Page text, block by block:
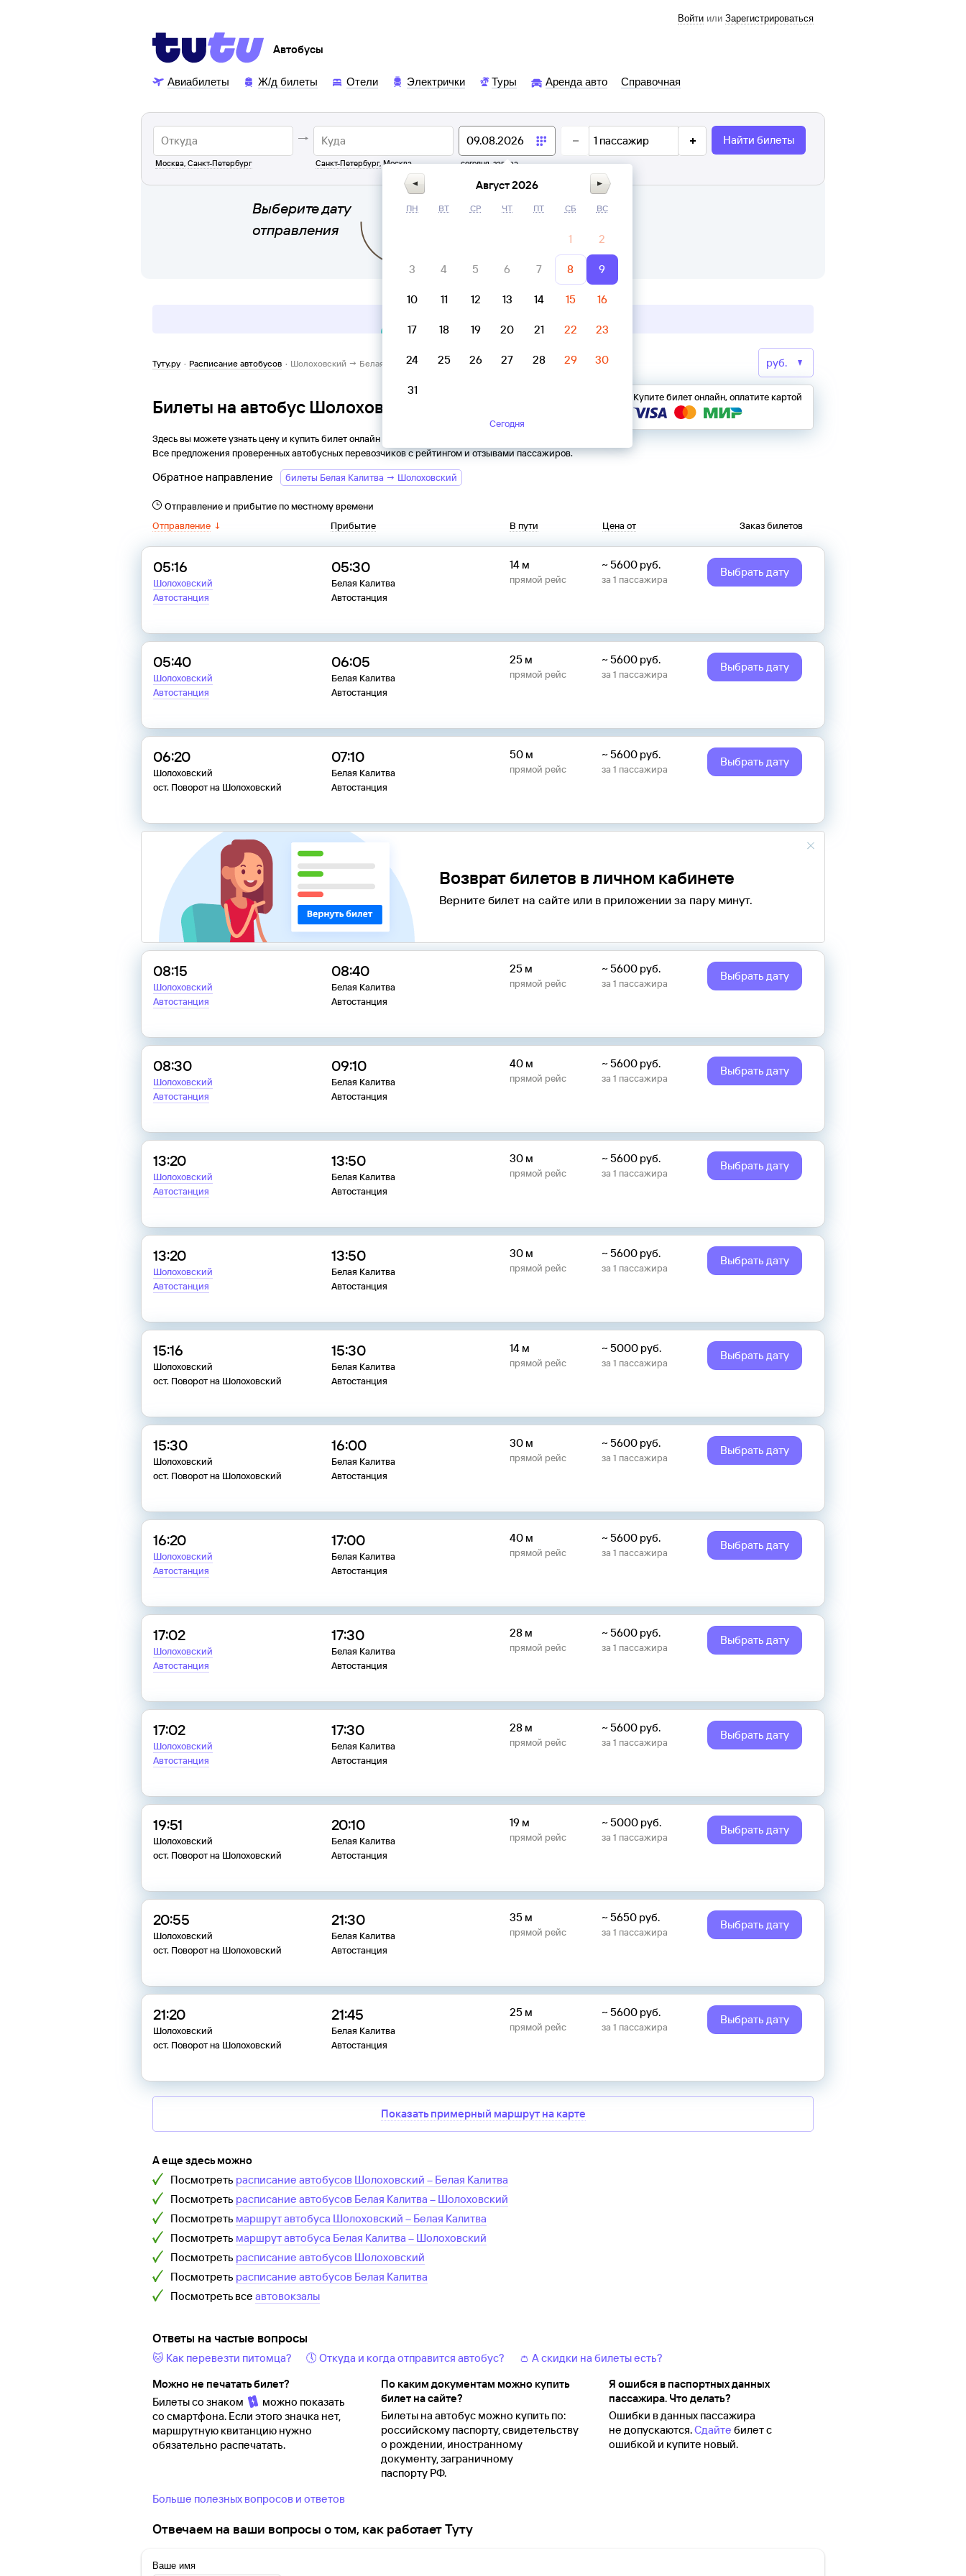
Войти или Зарегистрироваться
Автобусы
Авиабилеты Ж/д билеты Отели Электрички Туры Аренда авто Справочная
Москва, Санкт-Петербург Санкт-Петербург, Москва сегодня, завтра
1 пассажир Найти билеты
Выберите дату
отправления
Туту.ру · Расписание автобусов · Шолоховский → Белая Калитва
Билеты на автобус Шолоховский → Белая Калитва
Здесь вы можете узнать цену и купить билет онлайн на автобус из
Все предложения проверенных автобусных перевозчиков с рейтингом и отзывами пассажиров.
Купите билет онлайн, оплатите картой
Обратное направление билеты Белая Калитва → Шолоховский
Отправление и прибытие по местному времени
Отправление ↓ Прибытие В пути Цена от Заказ билетов
05:16
Шолоховский
Автостанция
05:30
Белая Калитва
Автостанция
14 м
прямой рейс
~5600 руб.
за1 пассажира
Выбрать дату
05:40
Шолоховский
Автостанция
06:05
Белая Калитва
Автостанция
25 м
прямой рейс
~5600 руб.
за1 пассажира
Выбрать дату
06:20
Шолоховский
ост. Поворот на Шолоховский
07:10
Белая Калитва
Автостанция
50 м
прямой рейс
~5600 руб.
за1 пассажира
Выбрать дату
Возврат билетов в личном кабинете
Верните билет на сайте или в приложении за пару минут.
08:15
Шолоховский
Автостанция
08:40
Белая Калитва
Автостанция
25 м
прямой рейс
~5600 руб.
за1 пассажира
Выбрать дату
08:30
Шолоховский
Автостанция
09:10
Белая Калитва
Автостанция
40 м
прямой рейс
~5600 руб.
за1 пассажира
Выбрать дату
13:20
Шолоховский
Автостанция
13:50
Белая Калитва
Автостанция
30 м
прямой рейс
~5600 руб.
за1 пассажира
Выбрать дату
13:20
Шолоховский
Автостанция
13:50
Белая Калитва
Автостанция
30 м
прямой рейс
~5600 руб.
за1 пассажира
Выбрать дату
15:16
Шолоховский
ост. Поворот на Шолоховский
15:30
Белая Калитва
Автостанция
14 м
прямой рейс
~5000 руб.
за1 пассажира
Выбрать дату
15:30
Шолоховский
ост. Поворот на Шолоховский
16:00
Белая Калитва
Автостанция
30 м
прямой рейс
~5600 руб.
за1 пассажира
Выбрать дату
16:20
Шолоховский
Автостанция
17:00
Белая Калитва
Автостанция
40 м
прямой рейс
~5600 руб.
за1 пассажира
Выбрать дату
17:02
Шолоховский
Автостанция
17:30
Белая Калитва
Автостанция
28 м
прямой рейс
~5600 руб.
за1 пассажира
Выбрать дату
17:02
Шолоховский
Автостанция
17:30
Белая Калитва
Автостанция
28 м
прямой рейс
~5600 руб.
за1 пассажира
Выбрать дату
19:51
Шолоховский
ост. Поворот на Шолоховский
20:10
Белая Калитва
Автостанция
19 м
прямой рейс
~5000 руб.
за1 пассажира
Выбрать дату
20:55
Шолоховский
ост. Поворот на Шолоховский
21:30
Белая Калитва
Автостанция
35 м
прямой рейс
~5650 руб.
за1 пассажира
Выбрать дату
21:20
Шолоховский
ост. Поворот на Шолоховский
21:45
Белая Калитва
Автостанция
25 м
прямой рейс
~5600 руб.
за1 пассажира
Выбрать дату
Показать примерный маршрут на карте
А еще здесь можно
Посмотреть расписание автобусов Шолоховский – Белая Калитва
Посмотреть расписание автобусов Белая Калитва – Шолоховский
Посмотреть маршрут автобуса Шолоховский – Белая Калитва
Посмотреть маршрут автобуса Белая Калитва – Шолоховский
Посмотреть расписание автобусов Шолоховский
Посмотреть расписание автобусов Белая Калитва
Посмотреть все автовокзалы
Ответы на частые вопросы
🐱 Как перевезти питомца? 🕔 Откуда и когда отправится автобус?
👛 А скидки на билеты есть?
Можно не печатать билет?
Билеты со знаком
можно показать
со смартфона. Если этого значка нет,
маршрутную квитанцию нужно
обязательно распечатать.
По каким документам можно купить
билет на сайте?
Билеты на автобус можно купить по:
российскому паспорту, свидетельству
о рождении, иностранному
документу, заграничному
паспорту РФ.
Я ошибся в паспортных данных
пассажира. Что делать?
Ошибки в данных пассажира
не допускаются.Сдайте билет с
ошибкой и купите новый.
Больше полезных вопросов и ответов
Отвечаем на ваши вопросы о том, как работает Туту
Ваше имя
Август 2026
ПН ВТ СР ЧТ ПТ СБ ВС
1 2
3 4 5 6 7 8 9
10 11 12 13 14 15 16
17 18 19 20 21 22 23
24 25 26 27 28 29 30
31
Сегодня